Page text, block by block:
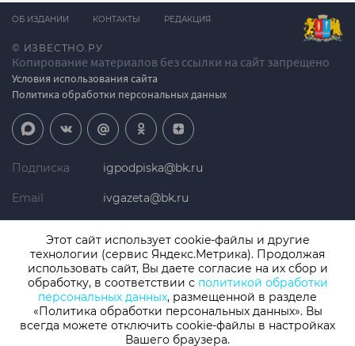
© ИЗВЕСТНО.РУ
Копирование материалов без ссылки на сайт запрещено
Условия использования сайта
Политика обработки персональных данных
ОБ ИЗДАНИИ КОНТАКТЫ РЕДАКЦИЯ
Подписка igpodpiska@bk.ru
Email ivgazeta@bk.ru
Телефон +7 (4932) 41-94-81
СМИ: Izvestno.ru. Реестровая запись 08.11.2019 серия ЭЛ № ФС 77 -
77192, зарегистрировано Роскомнадзором
Учредитель: БУ «Ивановские газеты». Главный редактор:
Этот сайт использует cookie-файлы и другие
технологии (сервис Яндекс.Метрика). Продолжая
использовать сайт, Вы даете согласие на их сбор и
обработку, в соответствии с политикой обработки
персональных данных, размещенной в разделе
«Политика обработки персональных данных». Вы
всегда можете отключить cookie-файлы в настройках
Вашего браузера.